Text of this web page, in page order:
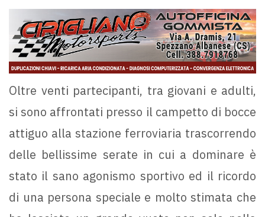
Oltre venti partecipanti, tra giovani e adulti,
si sono affrontati presso il campetto di bocce
attiguo alla stazione ferroviaria trascorrendo
delle bellissime serate in cui a dominare è
stato il sano agonismo sportivo ed il ricordo
di una persona speciale e molto stimata che